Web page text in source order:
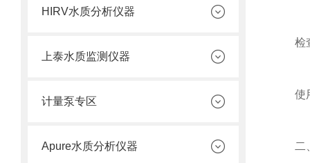
HIRV水质分析仪器
上泰水质监测仪器
计量泵专区
Apure水质分析仪器
检查
使用
二、